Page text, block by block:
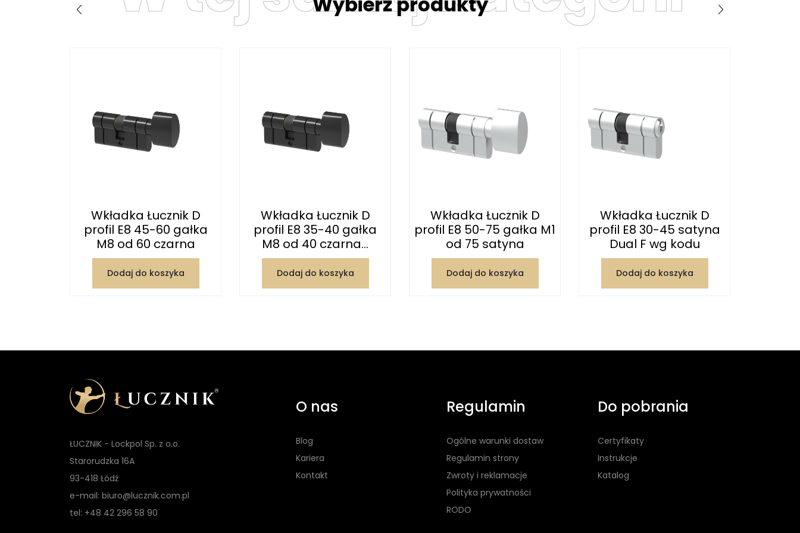
Wkładka Łucznik D
profil E8 45-60 gałka
M8 od 60 czarna
Dodaj do koszyka
Wkładka Łucznik D
profil E8 35-40 gałka
M8 od 40 czarna...
Dodaj do koszyka
Wkładka Łucznik D
profil E8 50-75 gałka M1
od 75 satyna
Dodaj do koszyka
Wkładka Łucznik D
profil E8 30-45 satyna
Dual F wg kodu
Dodaj do koszyka
ŁUCZNIK - Lockpol Sp. z o.o.
Starorudzka 16A
93-418 Łódź
e-mail: biuro@lucznik.com.pl
tel: +48 42 296 58 90
O nas
Blog
Kariera
Kontakt
Regulamin
Ogólne warunki dostaw
Regulamin strony
Zwroty i reklamacje
Polityka prywatności
RODO
Do pobrania
Certyfikaty
Instrukcje
Katalog